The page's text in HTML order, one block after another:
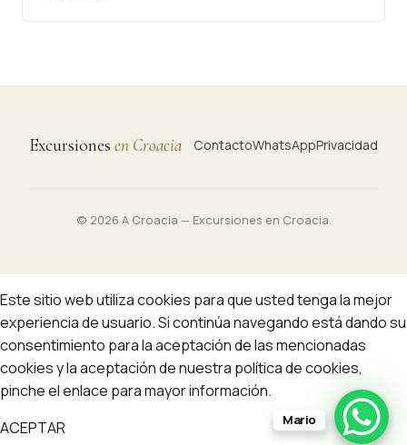
Excursiones en Croacia ContactoWhatsAppPrivacidad
© 2026 A Croacia — Excursiones en Croacia.
Este sitio web utiliza cookies para que usted tenga la mejor
experiencia de usuario. Si continúa navegando está dando su
consentimiento para la aceptación de las mencionadas
cookies y la aceptación de nuestra política de cookies,
pinche el enlace para mayor información.
ACEPTAR
Mario